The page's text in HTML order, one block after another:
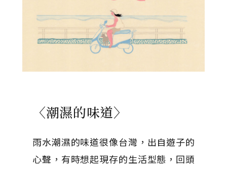
〈潮濕的味道〉
雨水潮濕的味道很像台灣，出自遊子的
心聲，有時想起現存的生活型態，回頭